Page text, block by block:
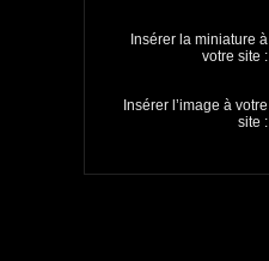
Insérer la miniature à
votre site :
Insérer l’image à votre
site :